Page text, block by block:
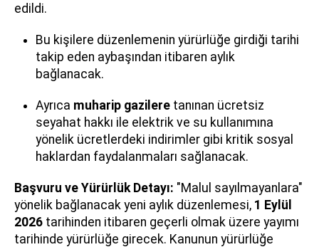
edildi.
Bu kişilere düzenlemenin yürürlüğe girdiği tarihi
takip eden aybaşından itibaren aylık
bağlanacak.
Ayrıca muharip gazilere tanınan ücretsiz
seyahat hakkı ile elektrik ve su kullanımına
yönelik ücretlerdeki indirimler gibi kritik sosyal
haklardan faydalanmaları sağlanacak.
Başvuru ve Yürürlük Detayı: "Malul sayılmayanlara"
yönelik bağlanacak yeni aylık düzenlemesi, 1 Eylül
2026 tarihinden itibaren geçerli olmak üzere yayımı
tarihinde yürürlüğe girecek. Kanunun yürürlüğe